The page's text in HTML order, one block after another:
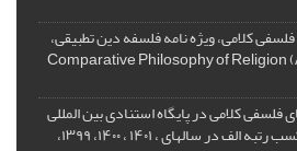
کلامی، ویژه نامه فلسفه دین تطبیقی،
کلامی در پایگاه استنادی بین المللی
اسکوپوس ( SCOPUS) و کسب رتبه الف در سالهای ، ۱۴۰۱ ، ۱۴۰۰، ۱۳۹۹،